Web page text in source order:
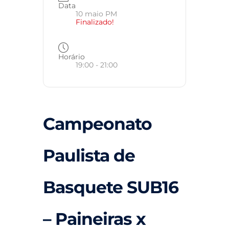
Data
10 maio PM
Finalizado!
Horário
19:00 - 21:00
Campeonato
Paulista de
Basquete SUB16
– Paineiras x